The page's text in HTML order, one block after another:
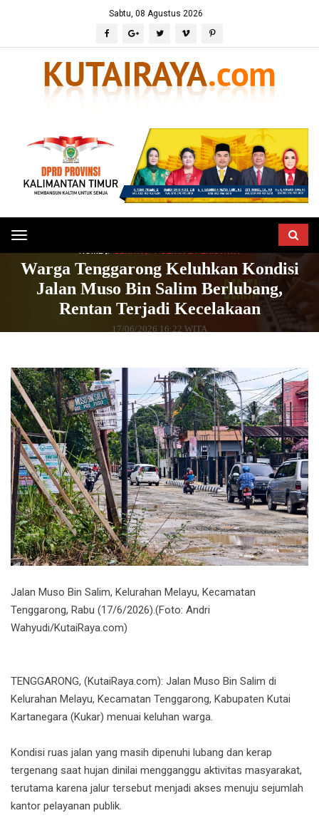
Sabtu, 08 Agustus 2026
Toggle
navigation
Warga Tenggarong Keluhkan Kondisi
Jalan Muso Bin Salim Berlubang,
Rentan Terjadi Kecelakaan
17/06/2026 16:22 WITA
Jalan Muso Bin Salim, Kelurahan Melayu, Kecamatan
Tenggarong, Rabu (17/6/2026).(Foto: Andri
Wahyudi/KutaiRaya.com)
TENGGARONG, (KutaiRaya.com): Jalan Muso Bin Salim di
Kelurahan Melayu, Kecamatan Tenggarong, Kabupaten Kutai
Kartanegara (Kukar) menuai keluhan warga.
Kondisi ruas jalan yang masih dipenuhi lubang dan kerap
tergenang saat hujan dinilai mengganggu aktivitas masyarakat,
terutama karena jalur tersebut menjadi akses menuju sejumlah
kantor pelayanan publik.